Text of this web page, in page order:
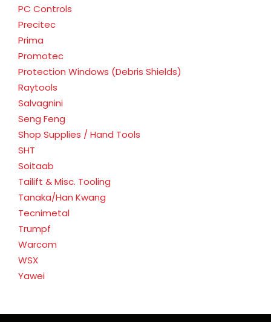
PC Controls
Precitec
Prima
Promotec
Protection Windows (Debris Shields)
Raytools
Salvagnini
Seng Feng
Shop Supplies / Hand Tools
SHT
Soitaab
Tailift & Misc. Tooling
Tanaka/Han Kwang
Tecnimetal
Trumpf
Warcom
WSX
Yawei